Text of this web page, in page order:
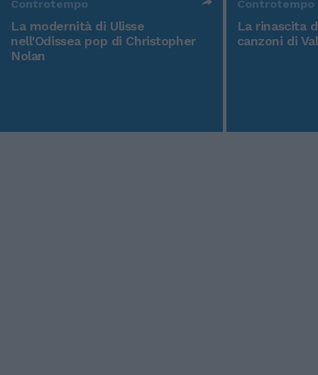
Controtempo
La modernità di Ulisse
nell'Odissea pop di Christopher
Nolan
Controtempo
La rinascita
canzoni di